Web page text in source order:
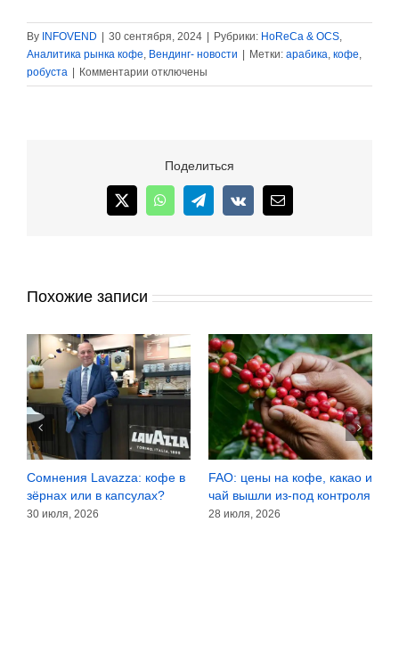
By INFOVEND 30 сентября, 2024 Рубрики: HoReCa & OCS,
Аналитика рынка кофе, Вендинг- новости Метки: арабика, кофе,
робуста
Комментарии к
записи
нового
максимума,
фьючерсы
летнего
отключены
Поделиться
X WhatsAppTelegram
Vk Email
Похожие записи
Сомнения Lavazza: кофе в
зёрнах или в капсулах?
30 июля, 2026
FAO: цены на кофе, какао и
чай вышли из-под контроля
28 июля, 2026